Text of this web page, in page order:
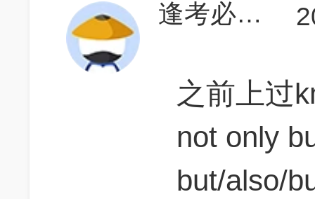
逢考必过君
之前上过
not only
but/also/